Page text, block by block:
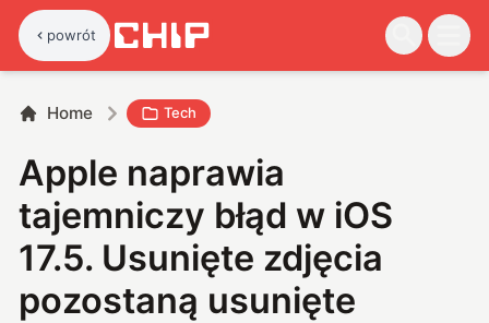
powrót
Home Tech
Apple naprawia
tajemniczy błąd w iOS
17.5. Usunięte zdjęcia
pozostaną usunięte